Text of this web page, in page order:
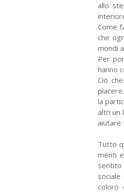
allo
Come
che
mondi
Per
hanno
Ciò
la
altri un
aiutare
Tutto
menti
sentito
coloro